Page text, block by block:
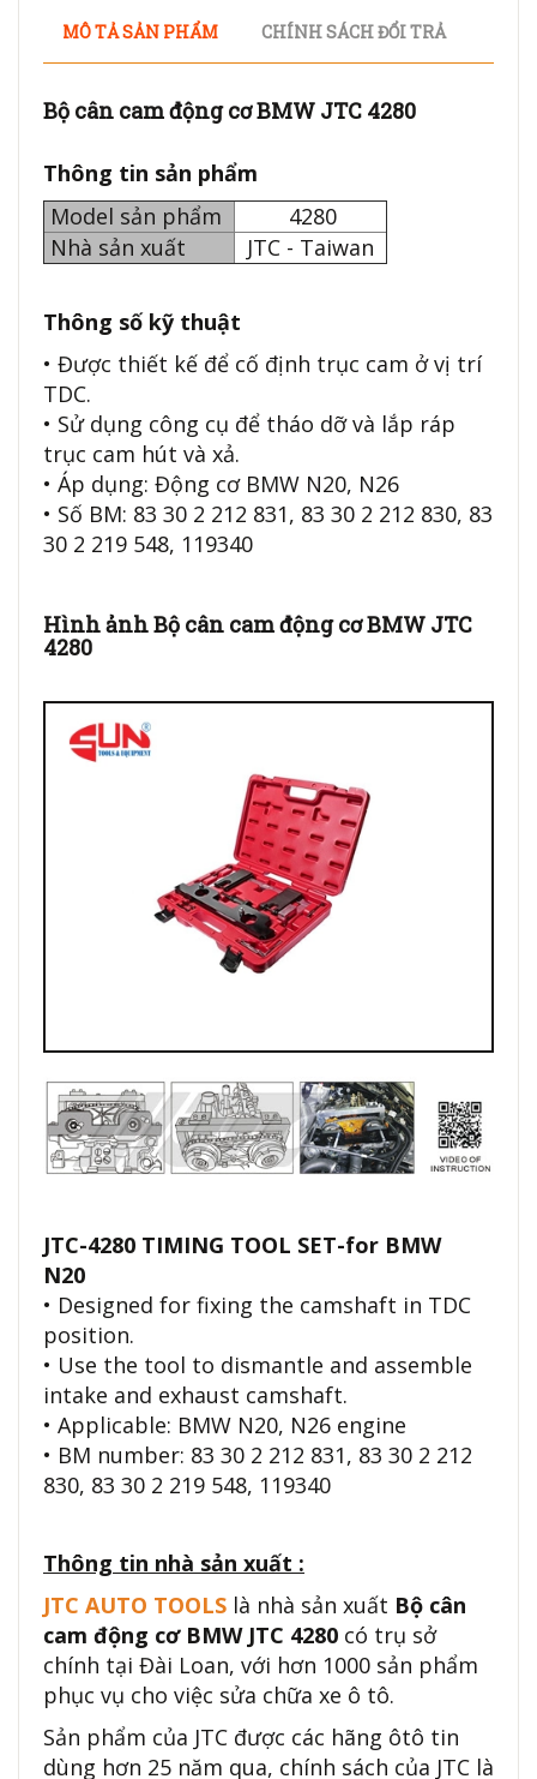
MÔ TẢ SẢN PHẨM CHÍNH SÁCH ĐỔI TRẢ
Bộ cân cam động cơ BMW JTC 4280
Thông tin sản phẩm
Model sản phẩm
4280
Nhà sản xuất
JTC - Taiwan
Thông số kỹ thuật
• Được thiết kế để cố định trục cam ở vị trí
TDC.
• Sử dụng công cụ để tháo dỡ và lắp ráp
trục cam hút và xả.
• Áp dụng: Động cơ BMW N20, N26
• Số BM: 83 30 2 212 831, 83 30 2 212 830, 83
30 2 219 548, 119340
Hình ảnh Bộ cân cam động cơ BMW JTC
4280
JTC-4280 TIMING TOOL SET-for BMW
N20
• Designed for fixing the camshaft in TDC
position.
• Use the tool to dismantle and assemble
intake and exhaust camshaft.
• Applicable: BMW N20, N26 engine
• BM number: 83 30 2 212 831, 83 30 2 212
830, 83 30 2 219 548, 119340
Thông tin nhà sản xuất :
JTC AUTO TOOLS là nhà sản xuất Bộ cân
cam động cơ BMW JTC 4280 có trụ sở
chính tại Đài Loan, với hơn 1000 sản phẩm
phục vụ cho việc sửa chữa xe ô tô.
Sản phẩm của JTC được các hãng ôtô tin
dùng hơn 25 năm qua, chính sách của JTC là